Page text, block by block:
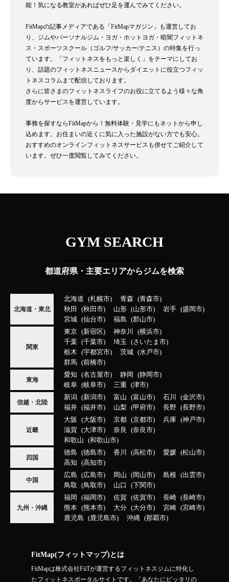
能！気になる教室があればぜひ足を運んでみてください。
FitMapの記事メディアである「FitMapマガジン」も運営してお
り、ジムやパーソナルジム・ヨガ・ホットヨガ・暗闇フィットネ
ス・スポーツスクール（ゴルフ/サッカー/テニス）の特集を行っ
ています。「フィットネスをもっと楽しく」をテーマにしてお
り、話題のフィットネスニュースからダイエットに役立つフィッ
トネスコラムまで配信しております。
さらに皆さまのフィットネスライフのお役に立てるよう様々な角
度からサービスを運営しています。
事務を探すならFitMapから！無料体験・見学にもネットから申し
込めます。お住まいの近くに気に入った施設がない方でも安心。
おすすめのオンラインフィットネスサービスも併せてご紹介して
います。ぜひ一度閲覧してみてください。
GYM SEARCH
都道府県・主要エリアからジムを検索
北海道・東北
北海道 札幌市 青森
青森市
秋田
秋田市 山形 山形市 岩手
盛岡市
宮城
仙台市 福島 郡山市
関東
東京 新宿区 神奈川
横浜市
千葉
千葉市 埼玉
さいたま市
栃木
宇都宮市 茨城
水戸市
群馬
前橋市
東海
愛知 名古屋市 静岡
静岡市
岐阜
岐阜市 三重 津市
信越・北陸
新潟 新潟市 富山 富山市 石川
金沢市
福井
福井市 山梨 甲府市 長野 長野市
近畿
大阪 大阪市 京都 京都市 兵庫
神戸市
滋賀
大津市 奈良
奈良市
和歌山
和歌山市
四国
徳島 徳島市 香川 高松市 愛媛
松山市
高知
高知市
中国
広島 広島市 岡山 岡山市 島根
出雲市
鳥取
鳥取市 山口 下関市
九州・沖縄
福岡 福岡市 佐賀 佐賀市 長崎
長崎市
熊本
熊本市 大分 大分市 宮崎
宮崎市
鹿児島
鹿児島市 沖縄 那覇市
FitMap(フィットマップ)とは
FitMapは株式会社FiiTが運営するフィットネスジムに特化し
たフィットネスポータルサイトです。「あなたにピッタリの